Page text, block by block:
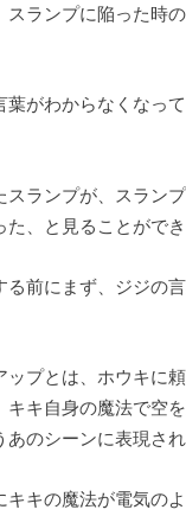
スランプに陥った時
がわからなくなっ
スランプが、スラン
た、と見ることができ
る前にまず、ジジの
ップとは、ホウキに
キ自身の魔法で空
のシーンに表現され
キキの魔法が電気の